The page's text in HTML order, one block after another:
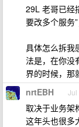
29L 老哥已经
要改多个服务”
具体怎么拆我
法是，在你没
界的时候，那
nrtEBH Jul
取决于业务架
这年头也很多